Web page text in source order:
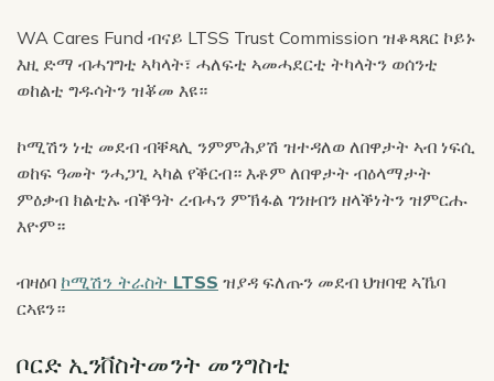
WA Cares Fund ብናይ LTSS Trust Commission ዝቆጻጸር ኮይኑ
እዚ ድማ ብሓገግቲ ኣካላት፣ ሓለፍቲ ኣመሓደርቲ ትካላትን ወሰንቲ
ወከልቲ ግዱሳትን ዝቖመ እዩ።
ኮሚሽን ነቲ መደብ ብቐጻሊ ንምምሕያሽ ዝተዳለወ ለበዋታት ኣብ ነፍሲ
ወከፍ ዓመት ንሓጋጊ ኣካል የቕርብ። እቶም ለበዋታት ብዕላማታት
ምዕቃብ ክልቲኡ ብቕዓት ረብሓን ምኽፋል ገንዘብን ዘላቕነትን ዝምርሑ
እዮም።
ብዛዕባ ኮሚሽን ትራስት LTSS ዝያዳ ፍለጡን መደብ ህዝባዊ ኣኼባ
ርኣዩን።
ቦርድ ኢንቨስትመንት መንግስቲ